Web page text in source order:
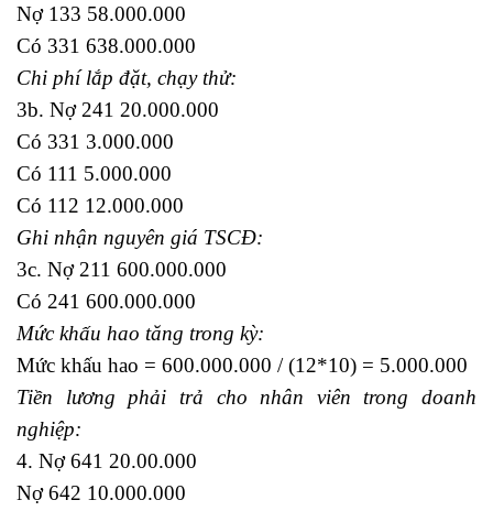
Nợ 133 58.000.000
Có 331 638.000.000
Chi phí lắp đặt, chạy thử:
3b. Nợ 241 20.000.000
Có 331 3.000.000
Có 111 5.000.000
Có 112 12.000.000
Ghi nhận nguyên giá TSCĐ:
3c. Nợ 211 600.000.000
Có 241 600.000.000
Mức khấu hao tăng trong kỳ:
Mức khấu hao = 600.000.000 / (12*10) = 5.000.000
Tiền lương phải trả cho nhân viên trong doanh
nghiệp:
4. Nợ 641 20.00.000
Nợ 642 10.000.000